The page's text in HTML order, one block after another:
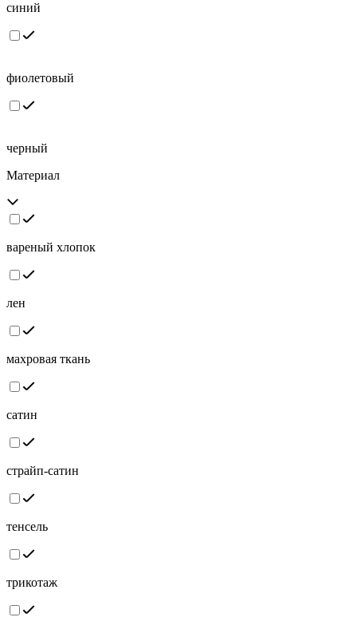
синий
фиолетовый
черный
Материал
вареный хлопок
лен
махровая ткань
сатин
страйп-сатин
тенсель
трикотаж